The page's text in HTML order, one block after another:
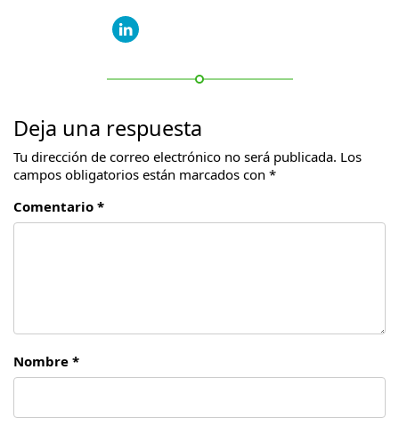
Deja una respuesta
Tu dirección de correo electrónico no será publicada. Los
campos obligatorios están marcados con *
Comentario *
Nombre *